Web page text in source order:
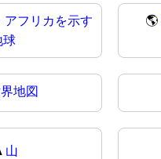
アフリカを示す
球
🌎
地図
山